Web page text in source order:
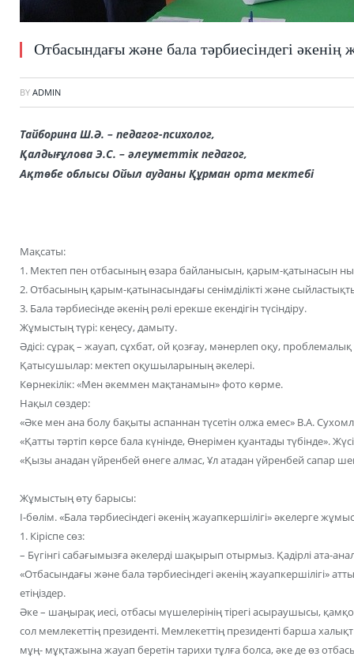
Отбасындағы және бала тәрбиесіндегі әкенің
BY ADMIN
Тайборина Ш.Ә. – педагог-психолог,
Қалдығұлова Э.С. – әлеуметтік педагог,
Ақтөбе облысы Ойыл ауданы Құрман орта мектебі
Мақсаты:
1. Мектеп пен отбасының өзара байланысын, қарым-қатынасын
2. Отбасының қарым-қатынасындағы сенімділікті және
3. Бала тәрбиесінде әкенiң рөлі ерекше екендігін түсіндіру.
Жұмыстың түрі: кеңесу, дамыту.
Әдісі: сұрақ – жауап, сұхбат, ой қозғау, мәнерлеп оқу,
Қатысушылар: мектеп оқушыларының әкелері.
Көрнекілік: «Мен әкеммен мақтанамын» фото көрме.
Нақыл сөздер:
«Әке мен ана болу бақыты аспаннан түсетін олжа емес» В.А.
«Қатты тәртіп көрсе бала күнінде, Өнерімен қуантады түбінде».
«Қызы анадан үйренбей өнеге алмас, Ұл атадан үйренбей сапар
Жұмыстың өту барысы:
І-бөлім. «Бала тәрбиесіндегі әкенің жауапкершілігі» әкелерге
1. Кіріспе сөз:
– Бүгінгі сабағымызға әкелерді шақырып отырмыз. Қадірлі ата-
«Отбасындағы және бала тәрбиесіндегі әкенің жауапкершілігі»
етіңіздер.
Әке – шаңырақ иесі, отбасы мүшелерінің тірегі асыраушысы,
сол мемлекеттің президенті. Мемлекеттің президенті барша
мұң- мұқтажына жауап беретін тарихи тұлға болса, әке де өз